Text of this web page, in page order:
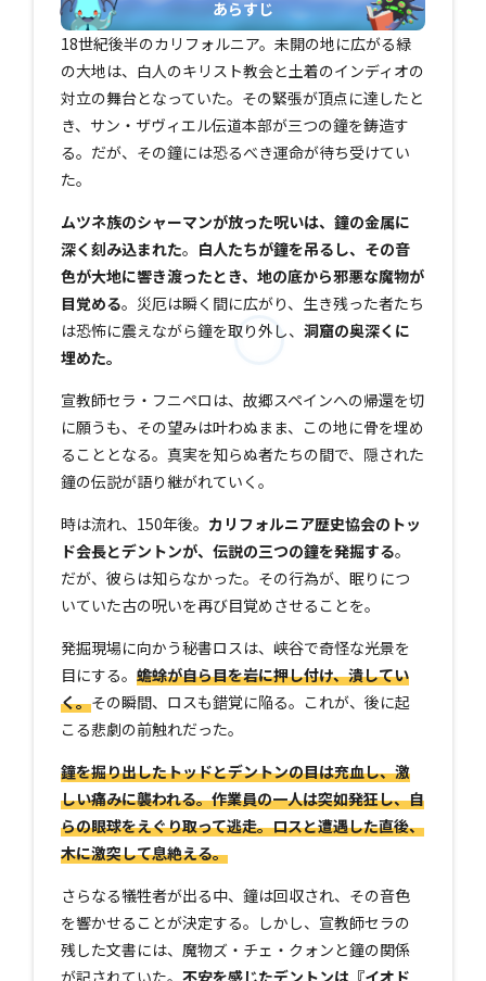
あらすじ
18世紀後半のカリフォルニア。未開の地に広がる緑
の大地は、白人のキリスト教会と土着のインディオの
対立の舞台となっていた。その緊張が頂点に達したと
き、サン・ザヴィエル伝道本部が三つの鐘を鋳造す
る。だが、その鐘には恐るべき運命が待ち受けてい
た。
ムツネ族のシャーマンが放った呪いは、鐘の金属に
深く刻み込まれた。 白人たちが鐘を吊るし、その音
色が大地に響き渡ったとき、地の底から邪悪な魔物が
目覚める。災厄は瞬く間に広がり、生き残った者たち
は恐怖に震えながら鐘を取り外し、洞窟の奥深くに
埋めた。
宣教師セラ・フニペロは、故郷スペインへの帰還を切
に願うも、その望みは叶わぬまま、この地に骨を埋め
ることとなる。真実を知らぬ者たちの間で、隠された
鐘の伝説が語り継がれていく。
時は流れ、150年後。 カリフォルニア歴史協会のトッ
ド会長とデントンが、伝説の三つの鐘を発掘する。
だが、彼らは知らなかった。その行為が、眠りにつ
いていた古の呪いを再び目覚めさせることを。
発掘現場に向かう秘書ロスは、峡谷で奇怪な光景を
目にする。蟾蜍が自ら目を岩に押し付け、潰してい
く。その瞬間、ロスも錯覚に陥る。これが、後に起
こる悲劇の前触れだった。
鐘を掘り出したトッドとデントンの目は充血し、激
しい痛みに襲われる。作業員の一人は突如発狂し、自
らの眼球をえぐり取って逃走。ロスと遭遇した直後、
木に激突して息絶える。
さらなる犠牲者が出る中、鐘は回収され、その音色
を響かせることが決定する。しかし、宣教師セラの
残した文書には、魔物ズ・チェ・クォンと鐘の関係